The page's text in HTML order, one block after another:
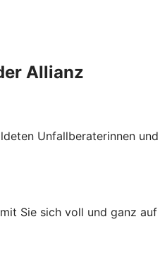
Allianz
Unfallberaterinnen
Sie sich voll und ganz